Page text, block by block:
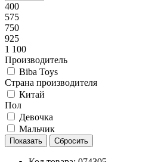
400
575
750
925
1 100
Производитель
Biba Toys
Страна производителя
Китай
Пол
Девочка
Мальчик